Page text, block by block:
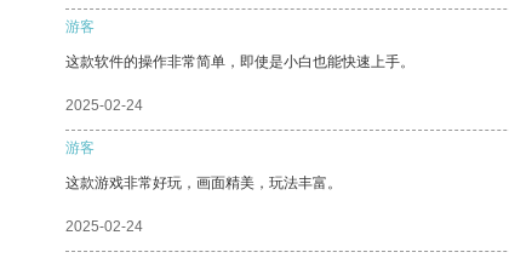
游客
这款软件的操作非常简单，即使是小白也能快速上手。
2025-02-24
游客
这款游戏非常好玩，画面精美，玩法丰富。
2025-02-24